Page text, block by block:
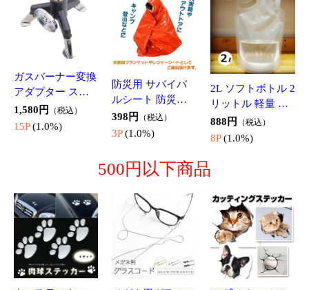
ジッパータブ 4個
セット 金属製 フ
ァスナー引き手
ファスナースライ
ダー ファスナー
修理 ファスナー
交換に LLT04S
668円 （税込）
長さ40cm クリッ
プ式 装着簡単 帽
子用ストラップ
キャップストラッ
プ 軽量 多目的 強
風対策 HATCLP80
C
（税込）
(1.0%)
マホ/タブレット
スタンド 軽量 薄
型 卓上 コンパク
ト 汎用タイプ 持
ち運び便利 Ninten
doSwitch用スタン
ド VZSTD115
298円
2P (1.0%)
梱包について
当店は「省資源梱包」です。
当店では環境配慮のため、また商品の価格を少しでも下げ
るため、
商品の梱包は封筒・紙袋による包装のみの簡易梱包で発送
しております。
省資源梱包及び、お手頃価格にてご提供できるよう、
ご了承のうえで、ご注文を頂けますようにお願い申し上げ
■ご注文前にご確認をお願いしま
す■
ご注文確定後はお受けできません
・注文キャンセル